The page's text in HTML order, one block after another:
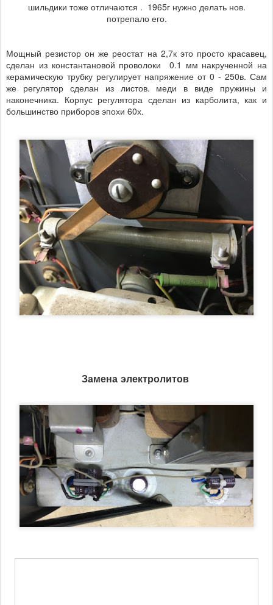
шильдики тоже отличаются . 1965г нужно делать нов.
потрепало его.
Мощный резистор он же реостат на 2,7к это просто красавец,
сделан из константановой проволоки 0.1 мм накрученной на
керамическую трубку регулирует напряжение от 0 - 250в. Сам
же регулятор сделан из листов. меди в виде пружины и
наконечника. Корпус регулятора сделан из карболита, как и
большинство приборов эпохи 60х.
Замена электролитов